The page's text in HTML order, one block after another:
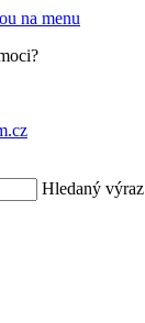
na menu
Hledaný výraz